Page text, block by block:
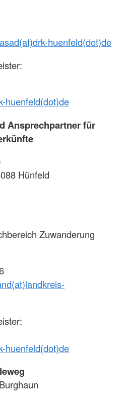
huenfeld(dot)de
huenfeld(dot)de
Ansprechpartner für
Hünfeld
Zuwanderung
huenfeld(dot)de